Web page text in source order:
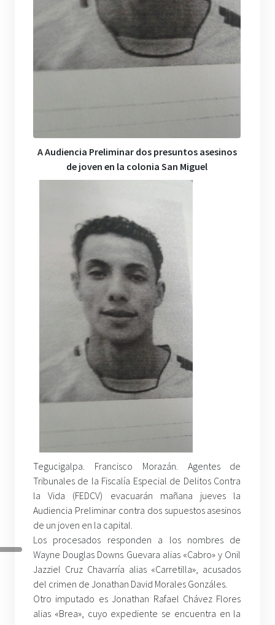
A Audiencia Preliminar dos presuntos asesinos
de joven en la colonia San Miguel
Tegucigalpa. Francisco Morazán. Agentes de
Tribunales de la Fiscalía Especial de Delitos Contra
la Vida (FEDCV) evacuarán mañana jueves la
Audiencia Preliminar contra dos supuestos asesinos
de un joven en la capital.
Los procesados responden a los nombres de
Wayne Douglas Downs Guevara alias «Cabro» y Onil
Jazziel Cruz Chavarría alias «Carretilla», acusados
del crimen de Jonathan David Morales Gonzáles.
Otro imputado es Jonathan Rafael Chávez Flores
alias «Brea», cuyo expediente se encuentra en la